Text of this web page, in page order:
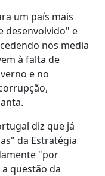
um país mais
desenvolvido" e
nos media
à falta de
e no
diz que já
da Estratégia
"por
questão da